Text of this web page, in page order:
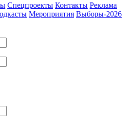
Спецпроекты Контакты Реклама
Мероприятия Выборы-2026